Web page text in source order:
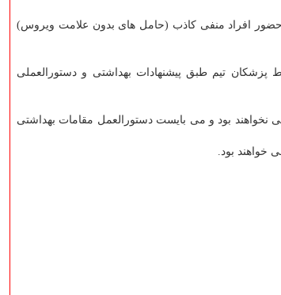
تا از حضور افراد منفی کاذب (حامل های بدون علامت ویروس)
پزشکان تیم طبق پیشنهادات بهداشتی و دستورالعملی
نخواهند بود و می بایست دستورالعمل مقامات بهداشتی
خواهند بود.